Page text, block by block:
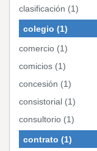
clasificación (1)
colegio (1)
comercio (1)
comicios (1)
concesión (1)
consistorial (1)
consultorio (1)
contrato (1)